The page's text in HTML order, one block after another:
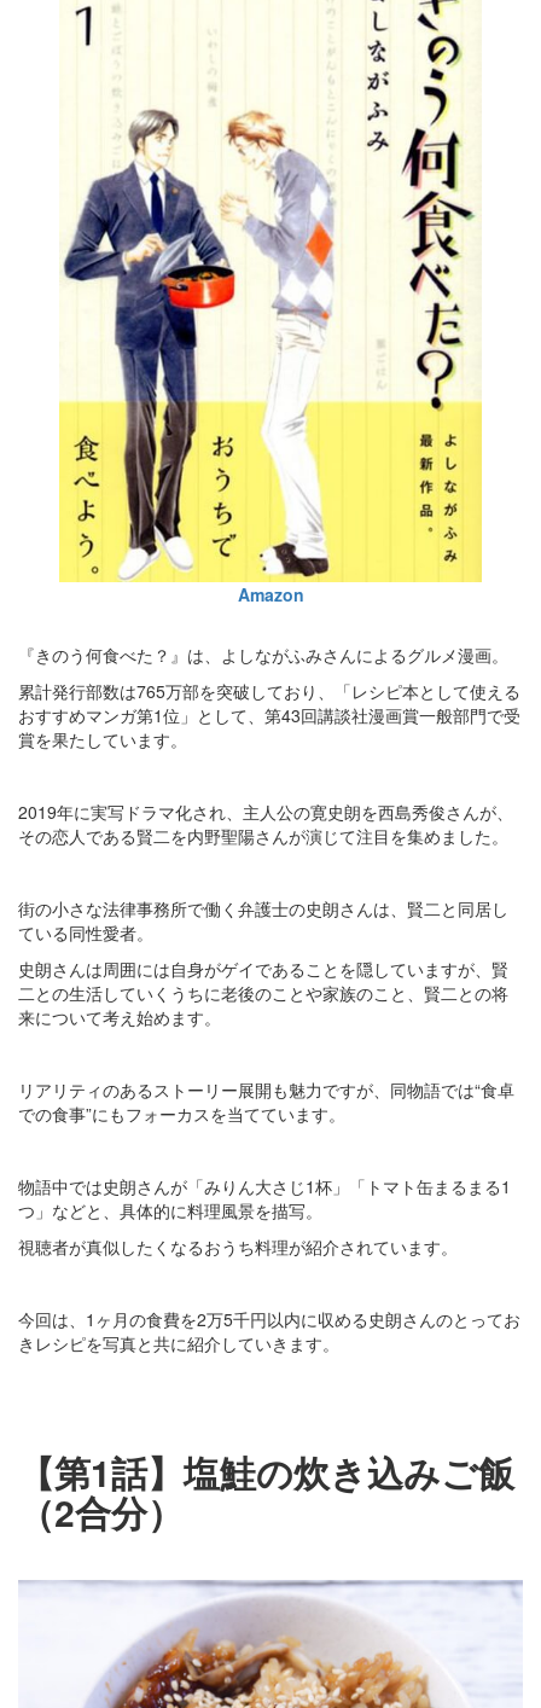
Amazon
『きのう何食べた？』は、よしながふみさんによるグルメ漫画。
累計発行部数は765万部を突破しており、「レシピ本として使える
おすすめマンガ第1位」として、第43回講談社漫画賞一般部門で受
賞を果たしています。
2019年に実写ドラマ化され、主人公の寛史朗を西島秀俊さんが、
その恋人である賢二を内野聖陽さんが演じて注目を集めました。
街の小さな法律事務所で働く弁護士の史朗さんは、賢二と同居し
ている同性愛者。
史朗さんは周囲には自身がゲイであることを隠していますが、賢
二との生活していくうちに老後のことや家族のこと、賢二との将
来について考え始めます。
リアリティのあるストーリー展開も魅力ですが、同物語では“食卓
での食事”にもフォーカスを当てています。
物語中では史朗さんが「みりん大さじ1杯」「トマト缶まるまる1
つ」などと、具体的に料理風景を描写。
視聴者が真似したくなるおうち料理が紹介されています。
今回は、1ヶ月の食費を2万5千円以内に収める史朗さんのとってお
きレシピを写真と共に紹介していきます。
【第1話】塩鮭の炊き込みご飯
（2合分）